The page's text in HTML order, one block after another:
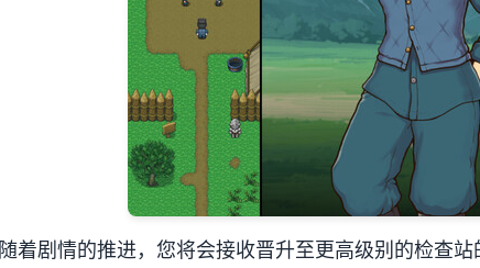
随着剧情的推进，您将会接收晋升至更高级别的检查